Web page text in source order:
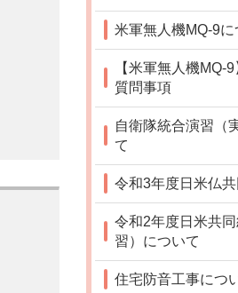
米軍無人機MQ-9に
【米軍無人機MQ-
質問事項
自衛隊統合演習（
て
令和3年度日米仏
令和2年度日米共
習）について
住宅防音工事につ